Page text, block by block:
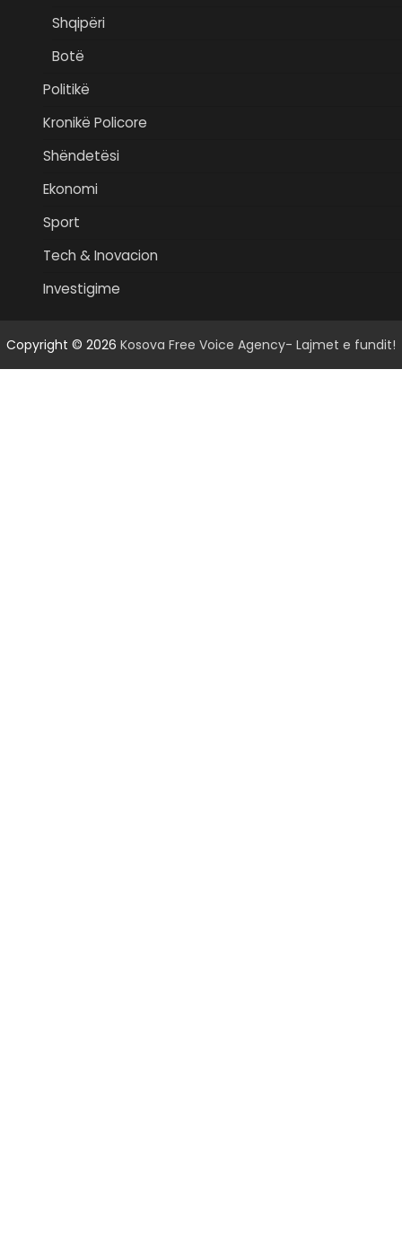
Shqipëri
Botë
Politikë
Kronikë Policore
Shëndetësi
Ekonomi
Sport
Tech & Inovacion
Investigime